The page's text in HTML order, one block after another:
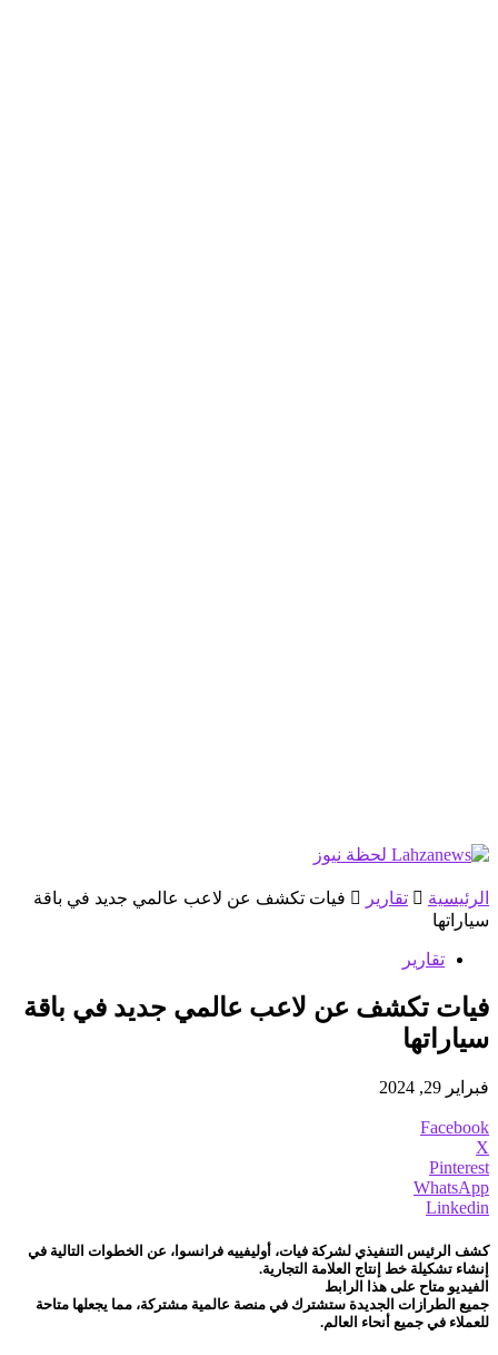
الرئيسية تقارير
فيات تكشف عن لاعب عالمي جديد في باقة
سياراتها
تقارير
فيات تكشف عن لاعب عالمي جديد في باقة
سياراتها
فبراير 29, 2024
Facebook
X
Pinterest
WhatsApp
Linkedin
كشف الرئيس التنفيذي لشركة فيات، أوليفييه فرانسوا، عن الخطوات التالية في
إنشاء تشكيلة خط إنتاج العلامة التجارية.
الفيديو متاح على هذا الرابط
جميع الطرازات الجديدة ستشترك في منصة عالمية مشتركة، مما يجعلها متاحة
للعملاء في جميع أنحاء العالم.